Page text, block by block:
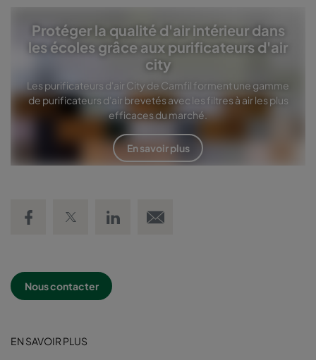
Protéger la qualité d'air intérieur dans
les écoles grâce aux purificateurs d'air
city
Les purificateurs d'air City de Camfil forment une gamme
de purificateurs d'air brevetés avec les filtres à air les plus
efficaces du marché.
En savoir plus
Nous contacter
EN SAVOIR PLUS